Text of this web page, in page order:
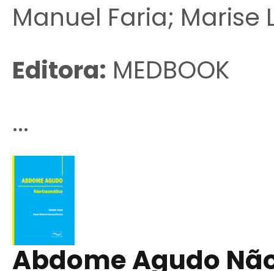
Manuel Faria;
Editora: MEDBOOK
...
Abdome Agudo